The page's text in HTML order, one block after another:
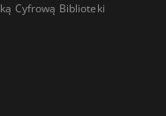
Cyfrową Biblioteki